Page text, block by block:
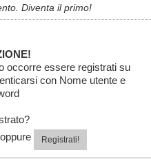
Diventa il primo!
occorre essere registrati su
con Nome utente e
Registrati!